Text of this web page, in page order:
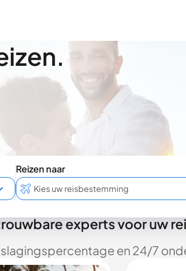
Reizen naar
experts voor uw
en 24/7